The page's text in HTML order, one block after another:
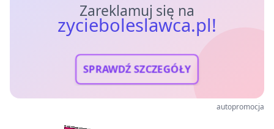
Zareklamuj się na
zycieboleslawca.pl!
SPRAWDŹ SZCZEGÓŁY
autopromocja